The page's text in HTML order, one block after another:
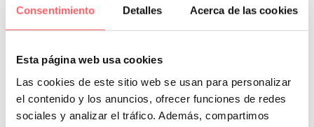
Consentimiento Detalles Acerca de las cookies
Esta página web usa cookies
Las cookies de este sitio web se usan para personalizar
el contenido y los anuncios, ofrecer funciones de redes
sociales y analizar el tráfico. Además, compartimos
03 Jul:Cojines llamativos y frescos para este verano
Clara Vidal nos presenta esta temporada ideas baratas para tener una
casa perfecta. Complementos originales y muy vistosos que
permiten dar un toque de color a sofás, butacas y camas. Con la
elegancia que siempre caracteriza a esta firma española.
Cojines cuadrados con cordón, tipo rulo o bien con forma